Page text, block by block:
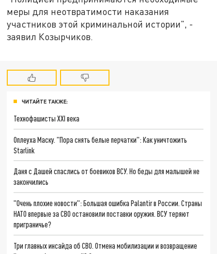
меры для неотвратимости наказания
участников этой криминальной истории", -
заявил Козырчиков.
ЧИТАЙТЕ ТАКЖЕ:
Технофашисты XXI века
Оплеуха Маску. "Пора снять белые перчатки": Как уничтожить
Starlink
Даня с Дашей спаслись от боевиков ВСУ. Но беды для малышей не
закончились
"Очень плохие новости": Большая ошибка Palantir в России. Страны
НАТО впервые за СВО остановили поставки оружия. ВСУ теряют
приграничье?
Три главных инсайда об СВО. Отмена мобилизации и возвращение